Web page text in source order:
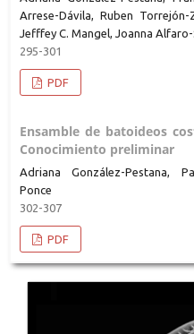
Arrese-Dávila, Ruben Torrejón-
Jefffey C. Mangel, Joanna
295-301
PDF
Ensamble de batoideos
Conocimiento preliminar
Adriana González-Pestana,
Ponce
302-307
PDF